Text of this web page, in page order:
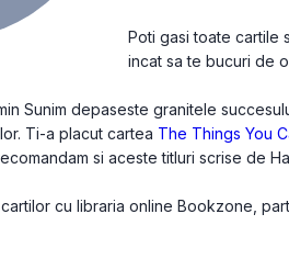
Poti gasi toate cartile
incat sa te bucuri de
Sunim depaseste granitele
Ti-a placut cartea The Things You
si aceste titluri scrise de
cu libraria online Bookzone,